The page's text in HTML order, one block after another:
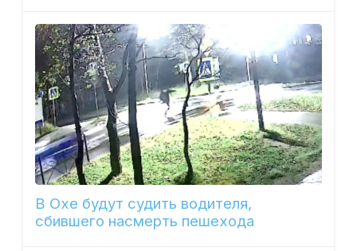
В Охе будут судить водителя,
сбившего насмерть пешехода